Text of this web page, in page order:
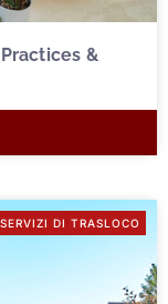
&
SERVIZI DI TRASLOCO